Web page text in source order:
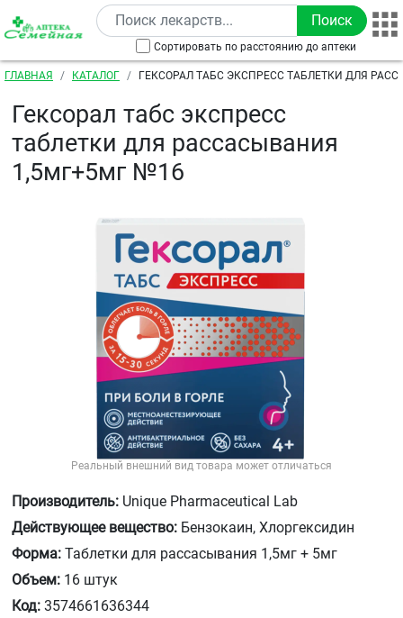
Перейти к основному содержанию
Сортировать по расстоянию до аптеки
Строка навигации
ГЛАВНАЯ КАТАЛОГ
ГЕКСОРАЛ ТАБС ЭКСПРЕСС ТАБЛЕТКИ ДЛЯ
Гексорал табс экспресс
таблетки для рассасывания
1,5мг+5мг №16
Реальный внешний вид товара может отличаться
Производитель: Unique Pharmaceutical Lab
Действующее вещество: Бензокаин, Хлоргексидин
Форма: Таблетки для рассасывания 1,5мг + 5мг
Объем: 16 штук
Код: 3574661636344